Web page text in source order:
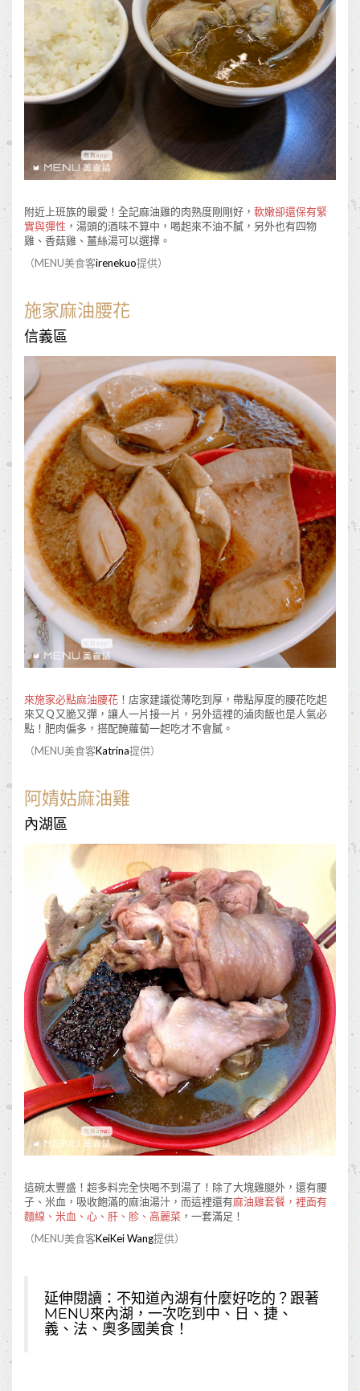
附近上班族的最愛！全記麻油雞的肉熟度剛剛好， 軟嫩卻還保有緊
實與彈性 ，湯頭的酒味不算中，喝起來不油不膩，另外也有四物
雞、香菇雞、薑絲湯可以選擇。
（MENU美食客irenekuo提供）
施家麻油腰花
信義區
來施家必點麻油腰花 ！店家建議從薄吃到厚，帶點厚度的腰花吃起
來又Ｑ又脆又彈，讓人一片接一片，另外這裡的滷肉飯也是人氣必
點！肥肉偏多，搭配醃蘿蔔一起吃才不會膩。
（MENU美食客Katrina提供）
阿婧姑麻油雞
內湖區
這碗太豐盛！超多料完全快喝不到湯了！除了大塊雞腿外，還有腰
子、米血，吸收飽滿的麻油湯汁，而這裡還有麻油雞套餐，裡面有
麵線、米血、心、肝、胗、高麗菜 ，一套滿足！
（MENU美食客KeiKei Wang提供）
延伸閱讀： 不知道內湖有什麼好吃的？跟著
MENU來內湖，一次吃到中、日、捷、
義、法、奧多國美食！